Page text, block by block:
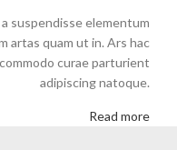
suspendisse elementum
artas quam ut in. Ars hac
curae parturient
adipiscing natoque.
Read more